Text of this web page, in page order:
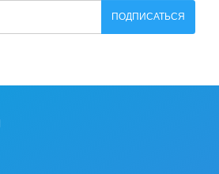
ПОДПИСАТЬСЯ